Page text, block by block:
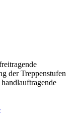
der Treppenstufen